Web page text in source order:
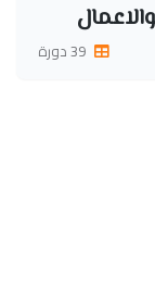
39 دورة